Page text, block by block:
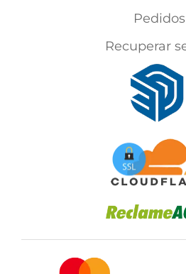
Pedidos
Recuperar